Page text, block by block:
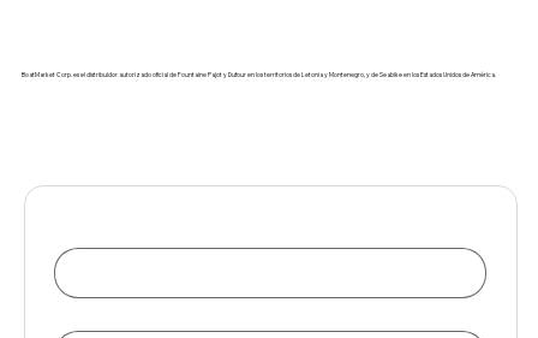
BoatMarket Corp. es el distribuidor autorizado oficial de Fountaine Pajot y Dufour en los territorios de Letonia y Montenegro, y de Seabike en los Estados Unidos de América.